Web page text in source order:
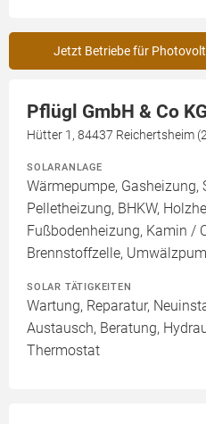
Jetzt Betriebe für
Pflügl GmbH & Co
Hütter 1, 84437 Reichertsheim
SOLARANLAGE
Wärmepumpe, Gasheizung,
Pelletheizung, BHKW,
Fußbodenheizung, Kamin /
Brennstoffzelle,
SOLAR TÄTIGKEITEN
Wartung, Reparatur,
Austausch, Beratung,
Thermostat